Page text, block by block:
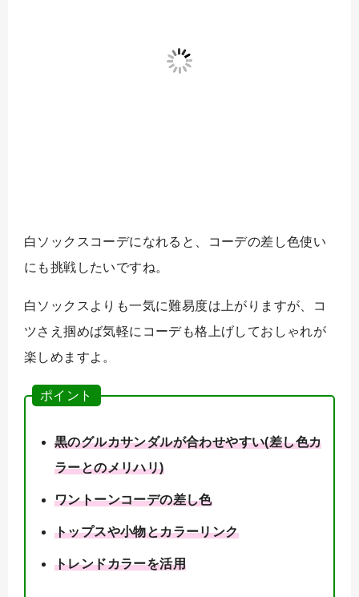
白ソックスコーデになれると、コーデの差し色使い
にも挑戦したいですね。
白ソックスよりも一気に難易度は上がりますが、コ
ツさえ掴めば気軽にコーデも格上げしておしゃれが
楽しめますよ。
ポイント
黒のグルカサンダルが合わせやすい(差し色カ
ラーとのメリハリ)
ワントーンコーデの差し色
トップスや小物とカラーリンク
トレンドカラーを活用